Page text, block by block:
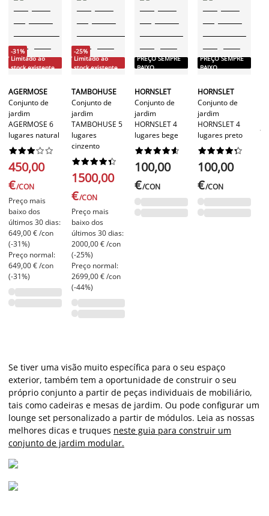
-31%
Limitado ao
stock existente
AGERMOSE
Conjunto de
jardim
AGERMOSE 6
lugares natural






450,00
€/CON
Preço mais
baixo dos
últimos 30 dias:
649,00 € /con
(-31%)
Preço normal:
649,00 € /con
(-31%)
-25%
Limitado ao
stock existente
TAMBOHUSE
Conjunto de
jardim
TAMBOHUSE 5
lugares
cinzento






1500,00
€/CON
Preço mais
baixo dos
últimos 30 dias:
2000,00 € /con
(-25%)
Preço normal:
2699,00 € /con
(-44%)
PREÇO SEMPRE
BAIXO
HORNSLET
Conjunto de
jardim
HORNSLET 4
lugares bege






100,00
€/CON
PREÇO SEMPRE
BAIXO
HORNSLET
Conjunto de
jardim
HORNSLET 4
lugares preto






100,00
€/CON
Se tiver uma visão muito específica para o seu espaço
exterior, também tem a oportunidade de construir o seu
próprio conjunto a partir de peças individuais de mobiliário,
tais como cadeiras e mesas de jardim. Ou pode configurar um
lounge set personalizado a partir de módulos. Leia as nossas
melhores dicas e truques neste guia para construir um
conjunto de jardim modular.